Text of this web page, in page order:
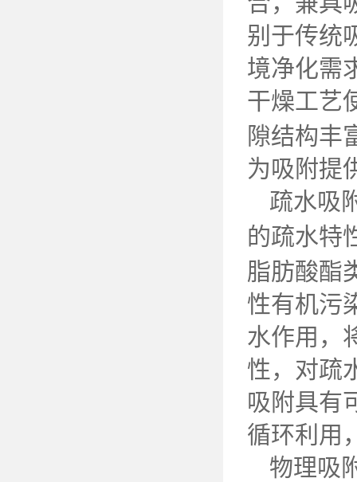
别于传统
境净化需
干燥工艺
隙结构丰
为吸附提
疏水吸
的疏水特
脂肪酸酯
性有机污
水作用，
性，对疏
吸附具有
循环利用
物理吸